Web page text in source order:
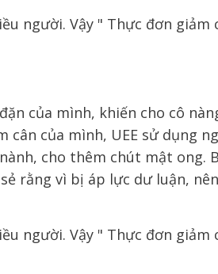
của mình, khiến cho cô
của mình, UEE sử dụng
cho thêm chút mật ong.
rằng vì bị áp lực dư luận, nên